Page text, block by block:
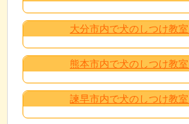
大分市内で犬のしつけ教
熊本市内で犬のしつけ教
諫早市内で犬のしつけ教